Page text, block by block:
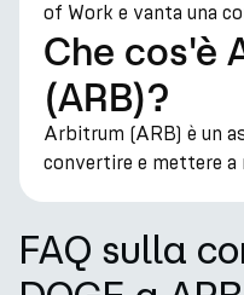
of Work e vanta una
Che cos'è
(ARB)?
Arbitrum (ARB) è un
convertire e mettere a
FAQ sulla